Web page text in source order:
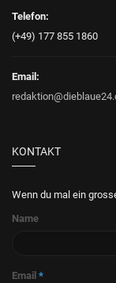
Telefon:
(+49) 177 855 1860
Email:
KONTAKT
Wenn du mal ein
Name
Email *